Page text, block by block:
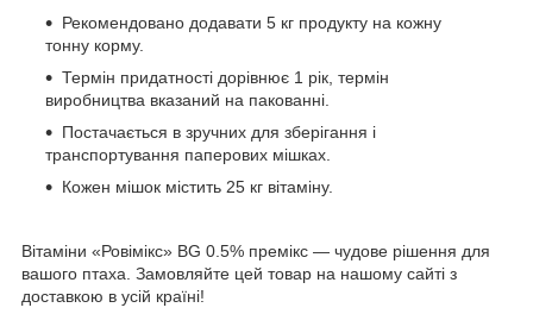
Рекомендовано додавати 5 кг продукту на кожну
тонну корму.
Термін придатності дорівнює 1 рік, термін
виробництва вказаний на пакованні.
Постачається в зручних для зберігання і
транспортування паперових мішках.
Кожен мішок містить 25 кг вітаміну.
Вітаміни «Ровімікс» BG 0.5% премікс — чудове рішення для
вашого птаха. Замовляйте цей товар на нашому сайті з
доставкою в усій країні!